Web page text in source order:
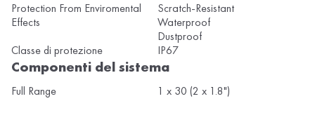
Protection From Enviromental
Effects
Scratch-Resistant
Waterproof
Dustproof
Classe di protezione
IP67
Componenti del sistema
Full Range 1 x 30 (2 x 1.8")